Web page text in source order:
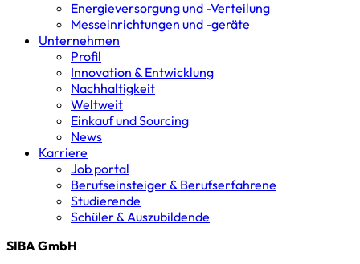
Energieversorgung und -Verteilung
Messeinrichtungen und -geräte
Unternehmen
Profil
Innovation & Entwicklung
Nachhaltigkeit
Weltweit
Einkauf und Sourcing
News
Karriere
Job portal
Berufseinsteiger & Berufserfahrene
Studierende
Schüler & Auszubildende
SIBA GmbH